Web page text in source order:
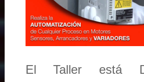
El Taller está